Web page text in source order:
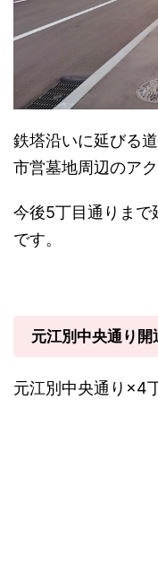
鉄塔沿いに延びる
市営墓地周辺のア
今後5丁目通りまで
です。
元江別中央通り開
元江別中央通り×4